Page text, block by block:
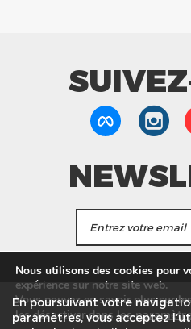
informations de
Nos Magasins Service
En poursuivant votre
paramètres, vous acceptez
Nous utilisons des cookies pour
expérience sur notre site web.
Vous pouvez en savoir plus sur
les désactiver dans les